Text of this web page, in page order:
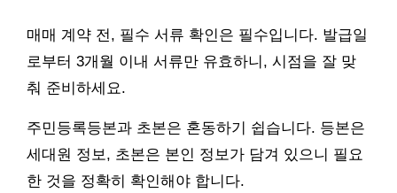
매매 계약 전, 필수 서류 확인은 필수입니다. 발급일
로부터 3개월 이내 서류만 유효하니, 시점을 잘 맞
춰 준비하세요.
주민등록등본과 초본은 혼동하기 쉽습니다. 등본은
세대원 정보, 초본은 본인 정보가 담겨 있으니 필요
한 것을 정확히 확인해야 합니다.